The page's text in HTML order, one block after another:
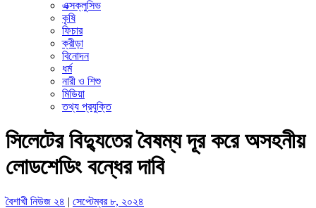
এক্সক্লুসিভ
কৃষি
ফিচার
ক্রীড়া
বিনোদন
ধর্ম
নারী ও শিশু
মিডিয়া
তথ্য প্রযুক্তি
সিলেটের বিদ্যুতের বৈষম্য দূর করে অসহনীয়
লোডশেডিং বন্ধের দাবি
বৈশাখী নিউজ ২৪ | সেপ্টেম্বর ৮, ২০২৪